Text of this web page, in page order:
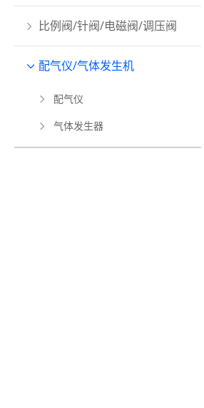
比例阀/针阀/电磁阀/调压阀
配气仪/气体发生机
配气仪
气体发生器